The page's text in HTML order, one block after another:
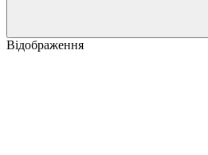
Відображення